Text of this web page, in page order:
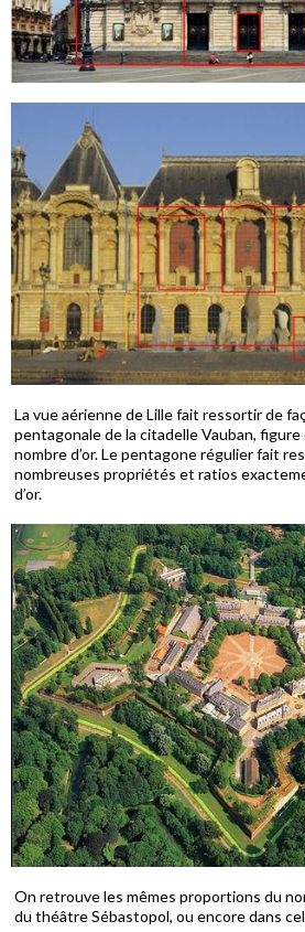
La vue aérienne de Lille fait ressortir de
pentagonale de la citadelle Vauban,
nombre d’or. Le pentagone régulier fait
nombreuses propriétés et ratios
d’or.
On retrouve les mêmes proportions du
du théâtre Sébastopol, ou encore dans